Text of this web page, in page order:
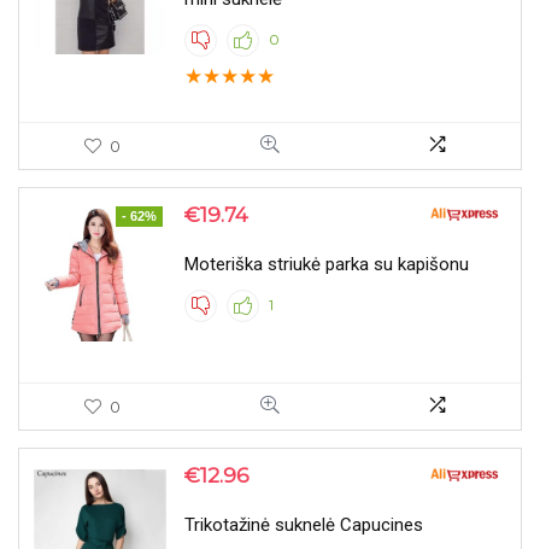
0
★★★★★
0
- 62% €19.74
Moteriška striukė parka su kapišonu
1
0
€12.96
Trikotažinė suknelė Capucines